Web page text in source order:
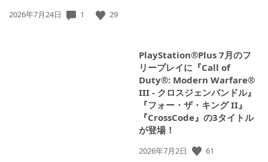
公
2026年7月24日 1 29
PlayStation®Plus 7月のフ
リープレイに『Call of
Duty®: Modern Warfare®
III - クロスジェンバンドル』
『フォー・ザ・キング II』
『CrossCode』の3タイトル
が登場！
公
2026年7月2日 61